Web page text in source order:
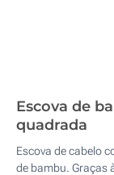
Escova de
quadrada
Escova de cabelo
de bambu. Graças